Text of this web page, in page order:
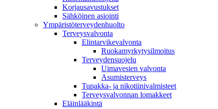
Korjausavustukset
Sähköinen asiointi
Ympäristöterveydenhuolto
Terveysvalvonta
Elintarvikevalvonta
Ruokamyrkytysilmoitus
Terveydensuojelu
Uimavesien valvonta
Asumisterveys
Tupakka- ja nikotiinivalmisteet
Terveysvalvonnan lomakkeet
Eläinlääkintä